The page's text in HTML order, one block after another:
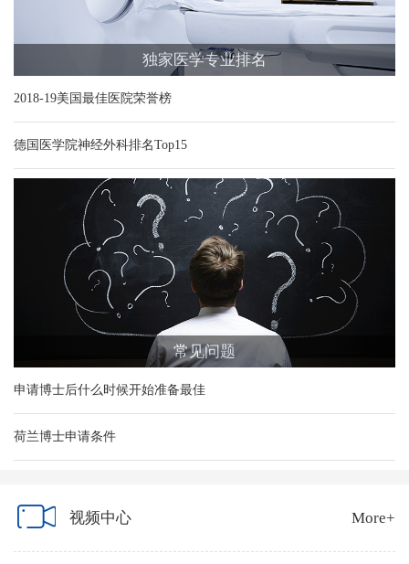
独家医学专业排名
2018-19美国最佳医院荣誉榜
德国医学院神经外科排名Top15
常见问题
申请博士后什么时候开始准备最佳
荷兰博士申请条件
视频中心 More+